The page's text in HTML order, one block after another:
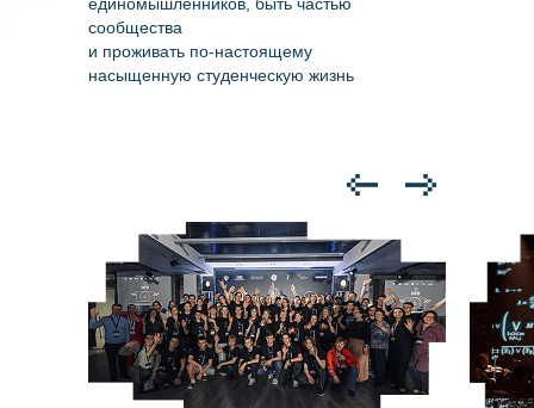
сообщества
и проживать по-настоящему
насыщенную студенческую жизнь
info@neimark-it.ru
Нижний Новгород, ул.